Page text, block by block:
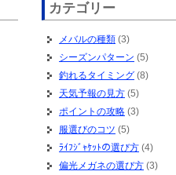
カテゴリー
メバルの種類 (3)
シーズンパターン (5)
釣れるタイミング (8)
天気予報の見方 (5)
ポイントの攻略 (3)
服選びのコツ (5)
ﾗｲﾌｼﾞｬｹｯﾄの選び方 (4)
偏光メガネの選び方 (3)